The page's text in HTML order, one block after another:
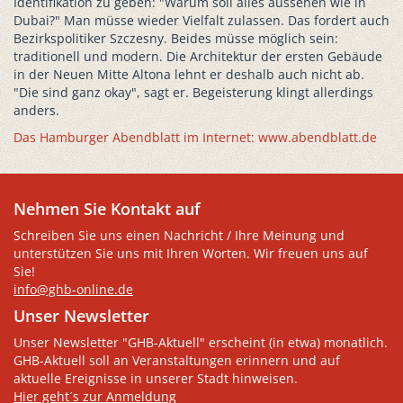
Dubai?" Man müsse wieder Vielfalt zulassen. Das fordert auch
Bezirkspolitiker Szczesny. Beides müsse möglich sein:
traditionell und modern. Die Architektur der ersten Gebäude
in der Neuen Mitte Altona lehnt er deshalb auch nicht ab.
"Die sind ganz okay", sagt er. Begeisterung klingt allerdings
anders.
Das Hamburger Abendblatt im Internet: www.abendblatt.de
Nehmen Sie Kontakt auf
Schreiben Sie uns einen Nachricht / Ihre Meinung und
unterstützen Sie uns mit Ihren Worten. Wir freuen uns auf
Sie!
info@ghb-online.de
Unser Newsletter
Unser Newsletter "GHB-Aktuell" erscheint (in etwa) monatlich.
GHB-Aktuell soll an Veranstaltungen erinnern und auf
aktuelle Ereignisse in unserer Stadt hinweisen.
Hier geht´s zur Anmeldung